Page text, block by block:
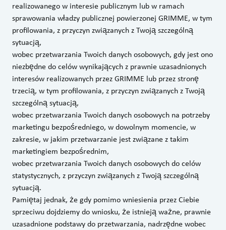
realizowanego w interesie publicznym lub w ramach
sprawowania władzy publicznej powierzonej GRIMME, w tym
profilowania, z przyczyn związanych z Twoją szczególną
sytuacją,
wobec przetwarzania Twoich danych osobowych, gdy jest ono
niezbędne do celów wynikających z prawnie uzasadnionych
interesów realizowanych przez GRIMME lub przez stronę
trzecią, w tym profilowania, z przyczyn związanych z Twoją
szczególną sytuacją,
wobec przetwarzania Twoich danych osobowych na potrzeby
marketingu bezpośredniego, w dowolnym momencie, w
zakresie, w jakim przetwarzanie jest związane z takim
marketingiem bezpośrednim,
wobec przetwarzania Twoich danych osobowych do celów
statystycznych, z przyczyn związanych z Twoją szczególną
sytuacją.
Pamiętaj jednak, że gdy pomimo wniesienia przez Ciebie
sprzeciwu dojdziemy do wniosku, że istnieją ważne, prawnie
uzasadnione podstawy do przetwarzania, nadrzędne wobec